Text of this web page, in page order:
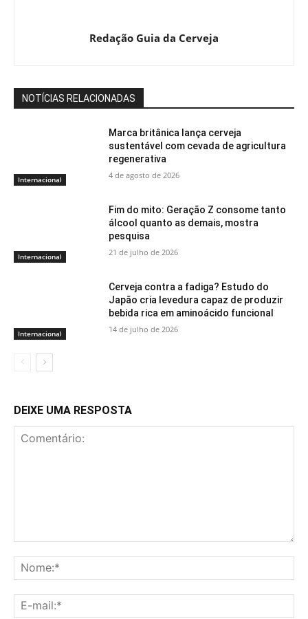
Redação Guia da Cerveja
NOTÍCIAS RELACIONADAS
Internacional
Marca britânica lança cerveja
sustentável com cevada de agricultura
regenerativa
4 de agosto de 2026
Internacional
Fim do mito: Geração Z consome tanto
álcool quanto as demais, mostra
pesquisa
21 de julho de 2026
Internacional
Cerveja contra a fadiga? Estudo do
Japão cria levedura capaz de produzir
bebida rica em aminoácido funcional
14 de julho de 2026
DEIXE UMA RESPOSTA